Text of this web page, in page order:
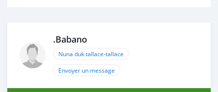
.Babano
Nuna duk tallace-tallace
Envoyer un message